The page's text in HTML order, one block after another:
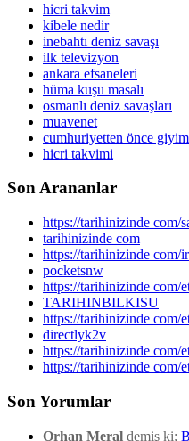
hicri takvim
kibele nedir
inebahtı deniz savaşı
ilk televizyon
ankara efsaneleri
hüma kuşu masalı
osmanlı deniz savaşları
muavenet
cumhuriyetten önce
hicri takvimi
Son Arananlar
https://tarihinizinde com/
tarihinizinde com
https://tarihinizinde com/
pocketsnw
https://tarihinizinde com/
TARIHINBILKISU
https://tarihinizinde com/
directlyk2v
https://tarihinizinde com/
https://tarihinizinde com/
Son Yorumlar
Orhan Meral demiş ki;